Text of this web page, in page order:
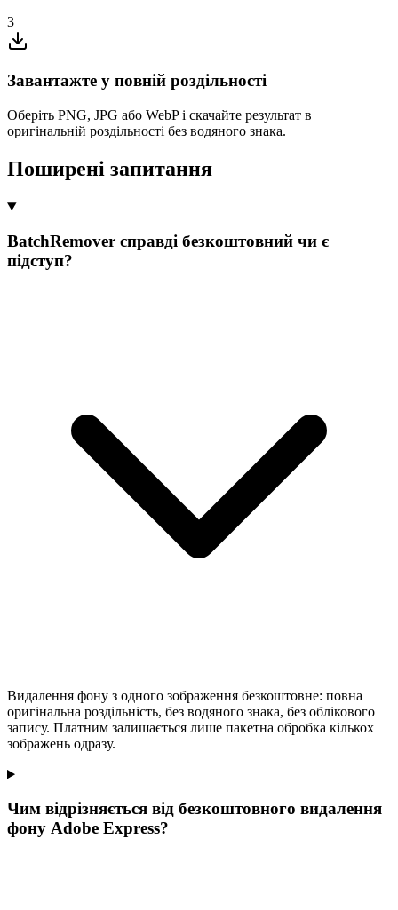
3
Завантажте у повній роздільності
Оберіть PNG, JPG або WebP і скачайте результат в
оригінальній роздільності без водяного знака.
Поширені запитання
BatchRemover справді безкоштовний чи є
підступ?
Видалення фону з одного зображення безкоштовне: повна
оригінальна роздільність, без водяного знака, без облікового
запису. Платним залишається лише пакетна обробка кількох
зображень одразу.
Чим відрізняється від безкоштовного видалення
фону Adobe Express?